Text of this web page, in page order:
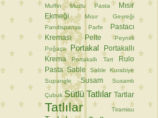
Muffin
Muzlu Pasta
Mısır
Ekmeği
Mısır Gevreği
Pandispanya
Parfe
Pastacı
Kreması
Pelte
Peynirli
Poğaça
Portakal
Portakallı
Krema
Portakallı Tart
Rulo
Pasta Sable
Sable Kurabiye
Supangle
Susam Susamlı
Çubuk Sütlü Tatlılar Tartlar
Tatlılar Tiramisu